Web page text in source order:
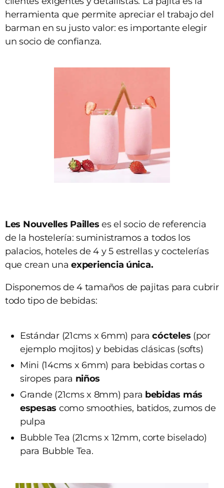
herramienta que permite apreciar el trabajo del
barman en su justo valor: es importante elegir
un socio de confianza.
Les Nouvelles Pailles es el socio de referencia
de la hostelería: suministramos a todos los
palacios, hoteles de 4 y 5 estrellas y coctelerías
que crean unaexperiencia única.
Disponemos de 4 tamaños de pajitas para cubrir
todo tipo de bebidas:
Estándar (21cms x 6mm) paracócteles (por
ejemplo mojitos) y bebidas clásicas (softs)
Mini (14cms x 6mm) para bebidas cortas o
siropes para niños
Grande (21cms x 8mm) para bebidas más
espesas como smoothies, batidos, zumos de
pulpa
Bubble Tea (21cms x 12mm, corte biselado)
para Bubble Tea.